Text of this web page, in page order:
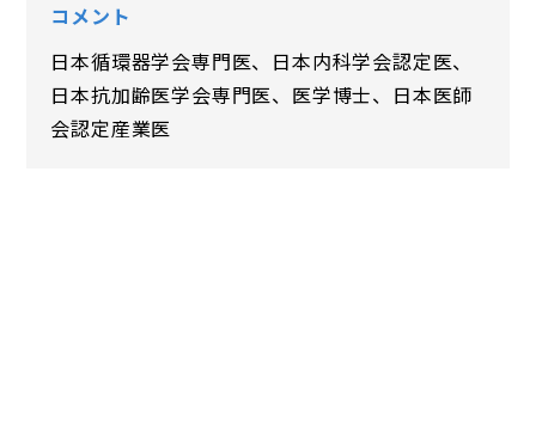
コメント
日本循環器学会専門医、日本内科学会認定医、
日本抗加齢医学会専門医、医学博士、日本医師
会認定産業医